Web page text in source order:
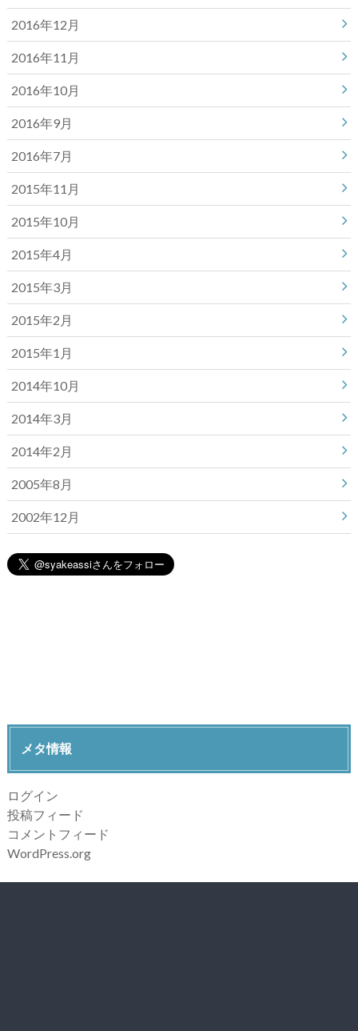
2016年12月
2016年11月
2016年10月
2016年9月
2016年7月
2015年11月
2015年10月
2015年4月
2015年3月
2015年2月
2015年1月
2014年10月
2014年3月
2014年2月
2005年8月
2002年12月
メタ情報
ログイン
投稿フィード
コメントフィード
WordPress.org